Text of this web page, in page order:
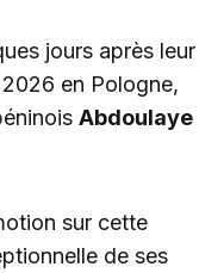
jours après leur
en Pologne,
Abdoulaye
sur cette
de ses